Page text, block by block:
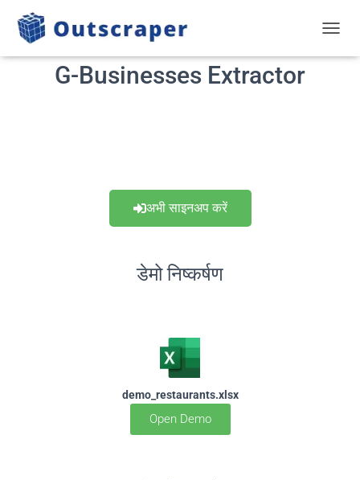
G-Businesses Extractor
अभी साइनअप करें
डेमो निष्कर्षण
demo_restaurants.xlsx
Open Demo